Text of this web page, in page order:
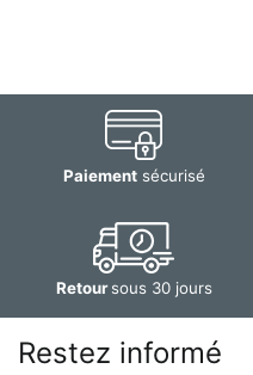
Paiementsécurisé
Retoursous 30 jours
Restez informé